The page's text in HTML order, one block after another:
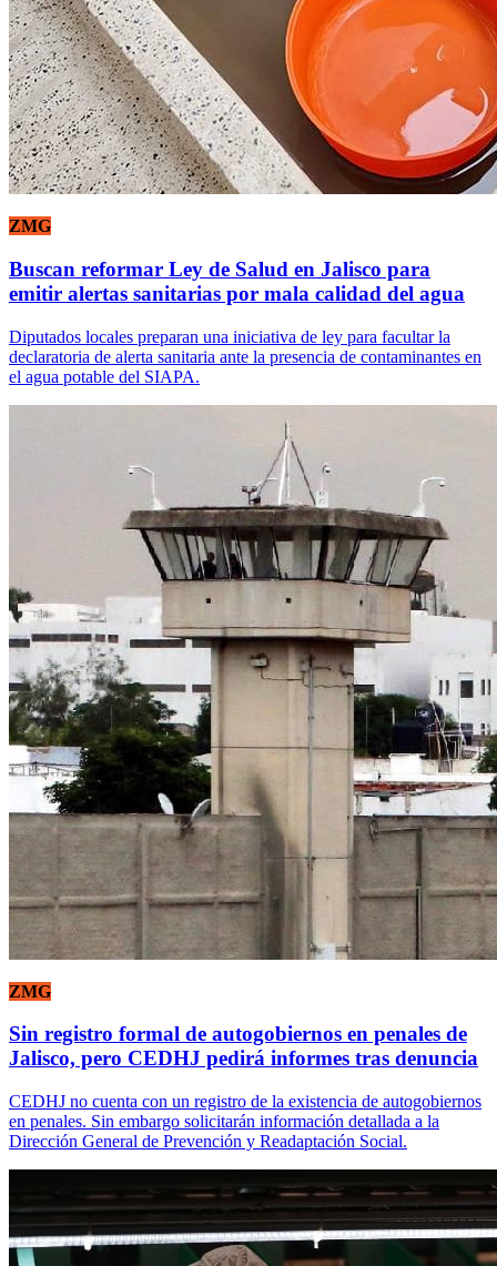
ZMG
Buscan reformar Ley de Salud en Jalisco para
emitir alertas sanitarias por mala calidad del agua
Diputados locales preparan una iniciativa de ley para facultar la
declaratoria de alerta sanitaria ante la presencia de contaminantes en
el agua potable del SIAPA.
ZMG
Sin registro formal de autogobiernos en penales de
Jalisco, pero CEDHJ pedirá informes tras denuncia
CEDHJ no cuenta con un registro de la existencia de autogobiernos
en penales. Sin embargo solicitarán información detallada a la
Dirección General de Prevención y Readaptación Social.